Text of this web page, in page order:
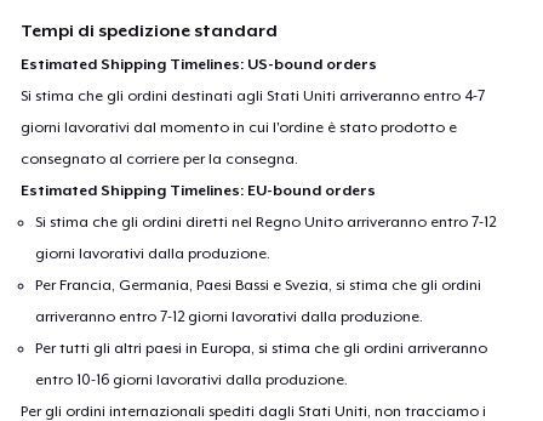
Tempi di spedizione standard
Estimated Shipping Timelines: US-bound orders
Si stima che gli ordini destinati agli Stati Uniti arriveranno entro 4-7
giorni lavorativi dal momento in cui l'ordine è stato prodotto e
consegnato al corriere per la consegna.
Estimated Shipping Timelines: EU-bound orders
Si stima che gli ordini diretti nel Regno Unito arriveranno entro 7-12
giorni lavorativi dalla produzione.
Per Francia, Germania, Paesi Bassi e Svezia, si stima che gli ordini
arriveranno entro 7-12 giorni lavorativi dalla produzione.
Per tutti gli altri paesi in Europa, si stima che gli ordini arriveranno
entro 10-16 giorni lavorativi dalla produzione.
Per gli ordini internazionali spediti dagli Stati Uniti, non tracciamo i